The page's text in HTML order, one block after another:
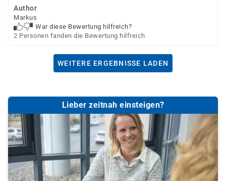
Author
Markus
War diese Bewertung hilfreich?
2 Personen fanden die Bewertung hilfreich
WEITERE ERGEBNISSE LADEN
Lieber zeitnah einsteigen?